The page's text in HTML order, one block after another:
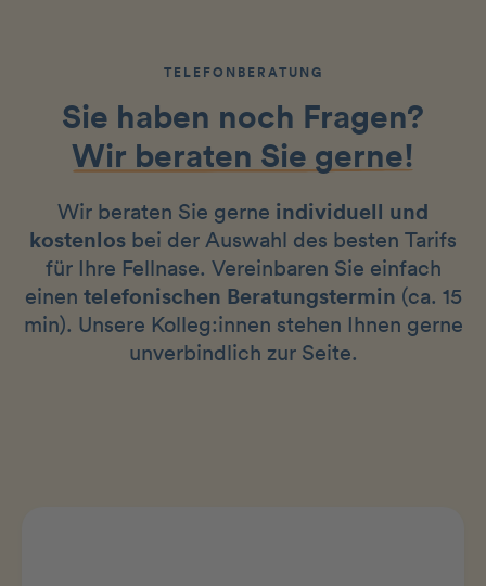
TELEFONBERATUNG
Sie haben noch Fragen?
Wir beraten Sie gerne!
Wir beraten Sie gerne individuell und
kostenlos bei der Auswahl des besten Tarifs
für Ihre Fellnase. Vereinbaren Sie einfach
einen telefonischen Beratungstermin (ca. 15
min). Unsere Kolleg:innen stehen Ihnen gerne
unverbindlich zur Seite.